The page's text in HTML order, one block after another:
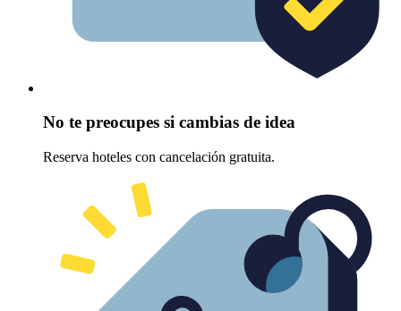
No te preocupes si cambias de idea
Reserva hoteles con cancelación gratuita.